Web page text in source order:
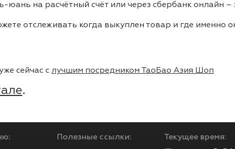
юань на расчётный счёт или через сбербанк онлайн –
отслеживать когда выкуплен товар и где именно
сейчас с лучшим посредником ТаоБао Азия Шоп
.
Полезные ссылки: Текущее время: